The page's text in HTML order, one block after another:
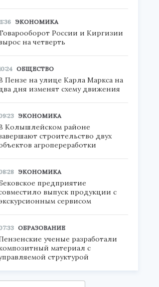
ЭКОНОМИКА
России и Киргизии
на четверть
ОБЩЕСТВО
Пензе на улице Карла Маркса на
дня изменят схему движения
ЭКОНОМИКА
Колышлейском районе
строительство двух
агропереработки
ЭКОНОМИКА
предприятие
выпуск продукции с
сервисом
ОБРАЗОВАНИЕ
ученые разработали
материал с
структурой